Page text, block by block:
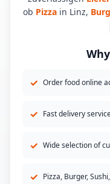
ob Pizza in Linz,
in Wien – mit
nach Hause liefern
einer Vielzahl an
ob in Wien, Linz,
✓ Order food online
✓ Fast delivery
✓ Wide selection of
✓ Pizza, Burger,